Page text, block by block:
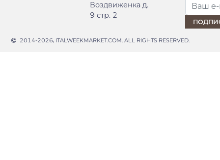
Воздвиженка д.
9 стр. 2
2014-2026, ITALWEEKMARKET.COM. ALL RIGHTS RESERVED.